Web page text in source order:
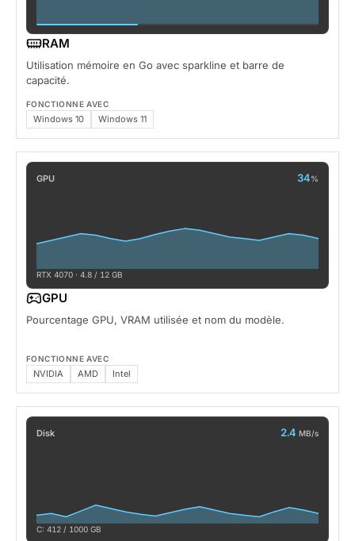
RAM
Utilisation mémoire en Go avec sparkline et barre de
capacité.
FONCTIONNE AVEC
Windows 10 Windows 11
GPU 34%
RTX 4070 · 4.8 / 12 GB
GPU
Pourcentage GPU, VRAM utilisée et nom du modèle.
FONCTIONNE AVEC
NVIDIA AMD Intel
Disk 2.4 MB/s
C: 412 / 1000 GB